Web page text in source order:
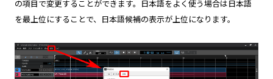
の項目で変更することができます。日本語をよく使う場合は日本語
を最上位にすることで、日本語候補の表示が上位になります。